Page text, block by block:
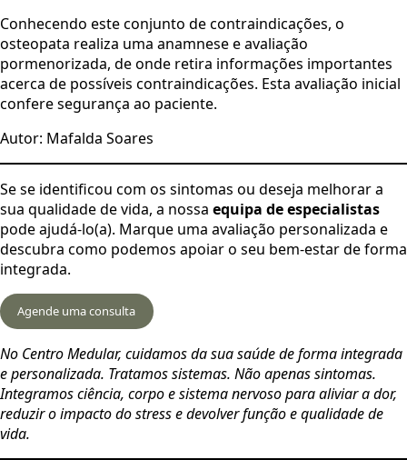
Conhecendo este conjunto de contraindicações, o
osteopata realiza uma anamnese e avaliação
pormenorizada, de onde retira informações importantes
acerca de possíveis contraindicações. Esta avaliação inicial
confere segurança ao paciente.
Autor: Mafalda Soares
Se se identificou com os sintomas ou deseja melhorar a
sua qualidade de vida, a nossa equipa de especialistas
pode ajudá-lo(a). Marque uma avaliação personalizada e
descubra como podemos apoiar o seu bem-estar de forma
integrada.
Agende uma consulta
No Centro Medular, cuidamos da sua saúde de forma integrada
e personalizada. Tratamos sistemas. Não apenas sintomas.
Integramos ciência, corpo e sistema nervoso para aliviar a dor,
reduzir o impacto do stress e devolver função e qualidade de
vida.